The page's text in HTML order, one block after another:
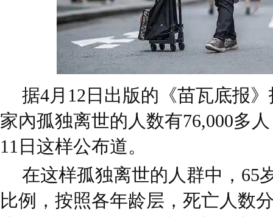
据4月12日出版的《苗瓦底报
家內孤独离世的人数有76,000多
11日这样公布道。
在这样孤独离世的人群中，65
比例，按照各年龄层，死亡人数